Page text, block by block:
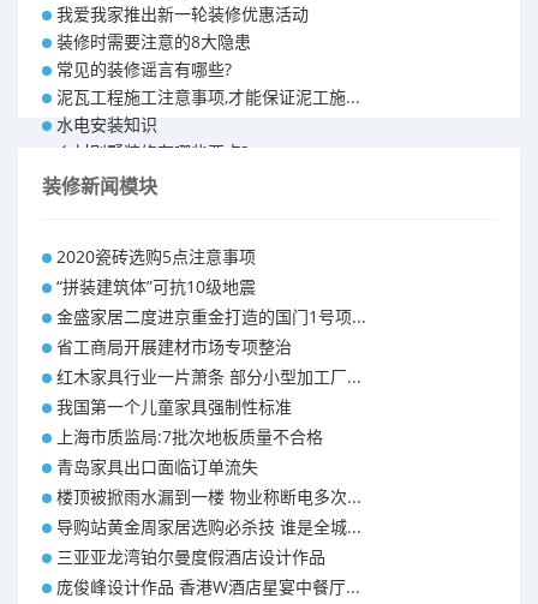
我爱我家推出新一轮装修优惠活动
装修时需要注意的8大隐患
常见的装修谣言有哪些?
泥瓦工程施工注意事项,才能保证泥工施...
水电安装知识
乡村别墅装修有哪些要点?
别墅怎样装修之装修技巧
昆明110平米装修预算 装修报价清单
昆明100平米装修多少钱
装修新闻模块
2020瓷砖选购5点注意事项
“拼装建筑体”可抗10级地震
金盛家居二度进京重金打造的国门1号项...
省工商局开展建材市场专项整治
红木家具行业一片萧条 部分小型加工厂...
我国第一个儿童家具强制性标准
上海市质监局:7批次地板质量不合格
青岛家具出口面临订单流失
楼顶被掀雨水漏到一楼 物业称断电多次...
导购站黄金周家居选购必杀技 谁是全城...
三亚亚龙湾铂尔曼度假酒店设计作品
庞俊峰设计作品 香港W酒店星宴中餐厅...